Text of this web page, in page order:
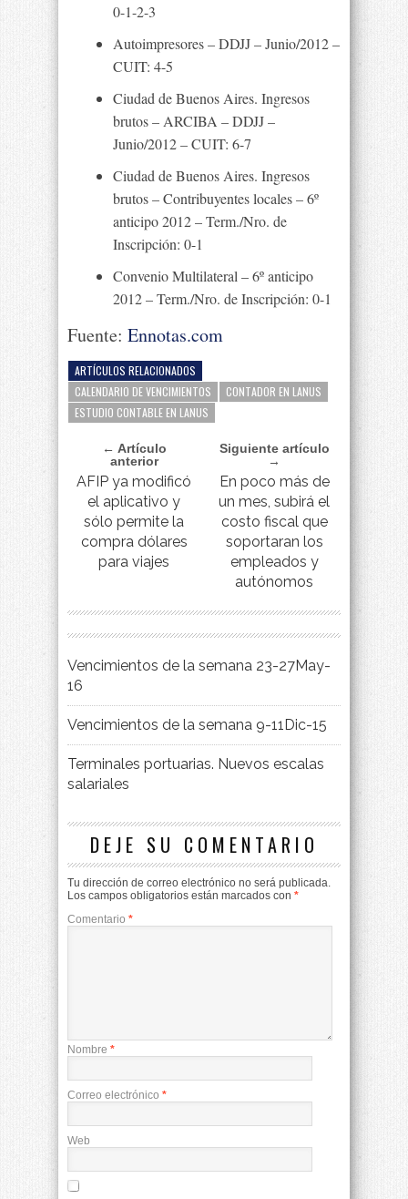
0-1-2-3
Autoimpresores – DDJJ – Junio/2012 –
CUIT: 4-5
Ciudad de Buenos Aires. Ingresos
brutos – ARCIBA – DDJJ –
Junio/2012 – CUIT: 6-7
Ciudad de Buenos Aires. Ingresos
brutos – Contribuyentes locales – 6º
anticipo 2012 – Term./Nro. de
Inscripción: 0-1
Convenio Multilateral – 6º anticipo
2012 – Term./Nro. de Inscripción: 0-1
Fuente: Ennotas.com
ARTÍCULOS RELACIONADOS
CALENDARIO DE VENCIMIENTOS
CONTADOR EN LANUS
ESTUDIO CONTABLE EN LANUS
← Artículo
anterior
AFIP ya modificó
el aplicativo y
sólo permite la
compra dólares
para viajes
Siguiente artículo
→
En poco más de
un mes, subirá el
costo fiscal que
soportaran los
empleados y
autónomos
Vencimientos de la semana 23-27May-
16
Vencimientos de la semana 9-11Dic-15
Terminales portuarias. Nuevos escalas
salariales
DEJE SU COMENTARIO
Tu dirección de correo electrónico no será publicada.
Los campos obligatorios están marcados con *
Comentario *
Nombre *
Correo electrónico *
Web